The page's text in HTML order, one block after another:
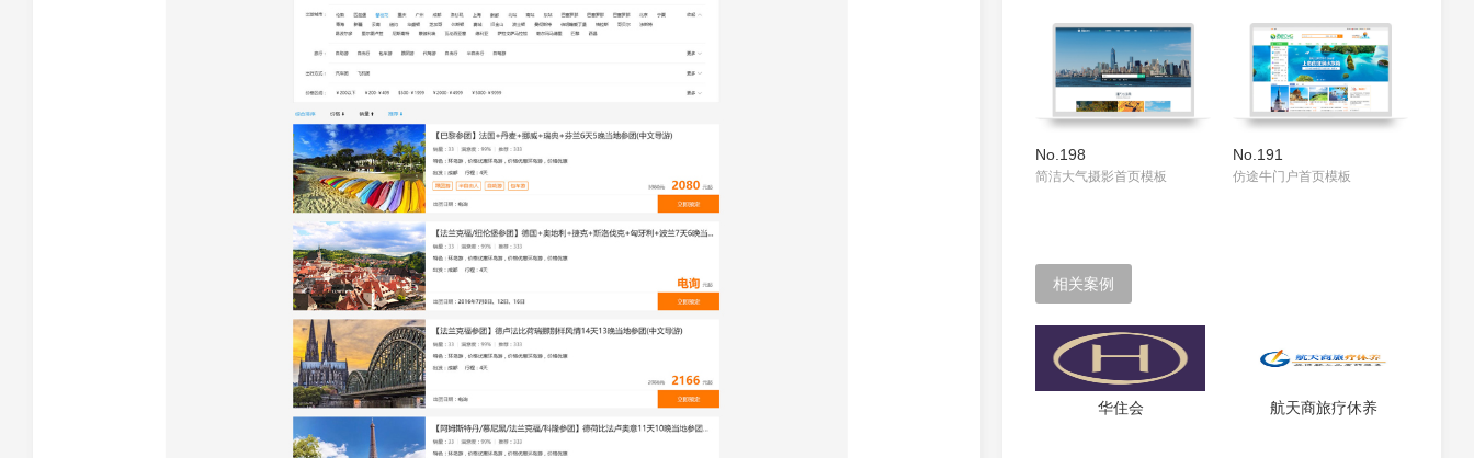
No.198
简洁大气摄影首页模板
No.191
仿途牛门户首页模板
相关案例
华住会 航天商旅疗休养